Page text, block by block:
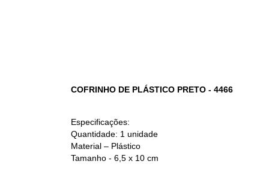
COFRINHO DE PLÁSTICO PRETO - 4466
Especificações:
Quantidade: 1 unidade
Material – Plástico
Tamanho - 6,5 x 10 cm